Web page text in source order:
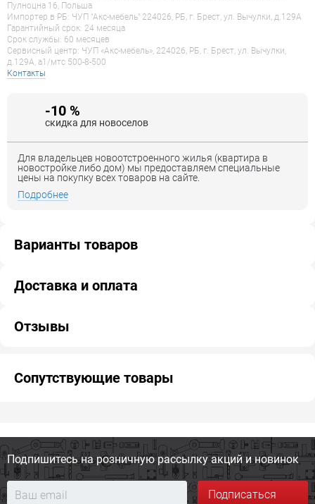
Пулноцна 16, Польша
Импортер в РБ: ЧУП "Акс-мебель" 224026, РБ, г. Брест, ул. Вычулки, д.129А
Гарантийный срок: 24 месяца
Срок службы: 60 месяцев
Сервисный центр: ЧУП «Акс-мебель», 224026, РБ, г. Брест, ул. Вычулки,
д.129А, a1/мтс 500-8-500
Контакты
-10 %
скидка для новоселов
Для владельцев новоотстроенного жилья (квартира в
новостройке либо дом) мы предоставляем специальные
цены на покупку всех товаров на сайте.
Подробнее
Варианты товаров
Доставка и оплата
Отзывы
Сопутствующие товары
Подпишитесь на розничную рассылку акций и новинок
Подписаться